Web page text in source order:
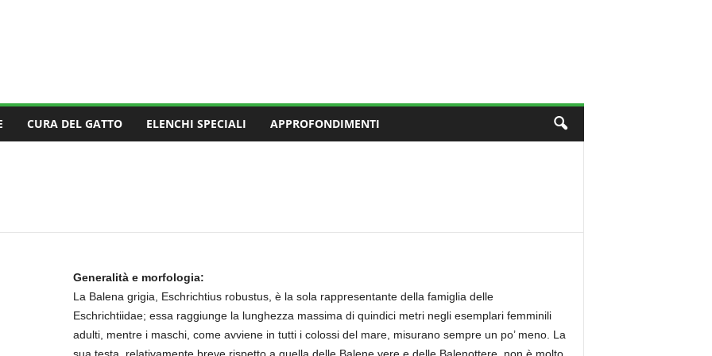
CURA DEL GATTO ELENCHI SPECIALI APPROFONDIMENTI
Generalità e morfologia:
La Balena grigia, Eschrichtius robustus, è la sola rappresentante della famiglia delle
Eschrichtiidae; essa raggiunge la lunghezza massima di quindici metri negli esemplari femminili
adulti, mentre i maschi, come avviene in tutti i colossi del mare, misurano sempre un po’ meno. La